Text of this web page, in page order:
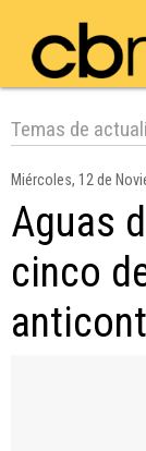
Temas de
Miércoles, 12 de
Aguas
cinco